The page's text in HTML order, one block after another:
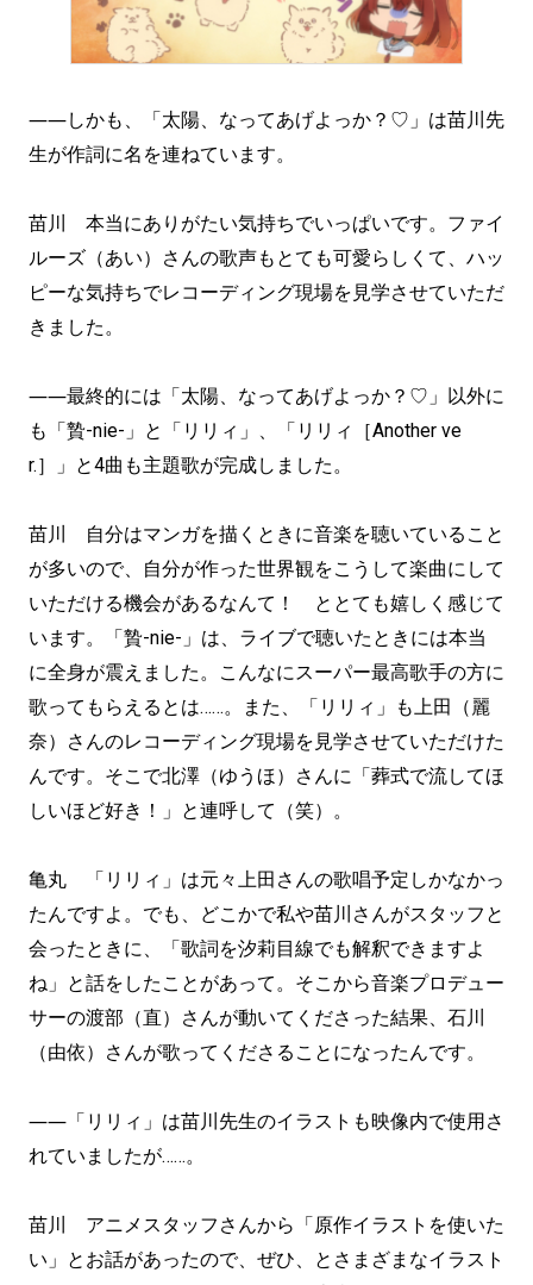
――しかも、「太陽、なってあげよっか？♡」は苗川先
生が作詞に名を連ねています。
苗川 本当にありがたい気持ちでいっぱいです。ファイ
ルーズ（あい）さんの歌声もとても可愛らしくて、ハッ
ピーな気持ちでレコーディング現場を見学させていただ
きました。
――最終的には「太陽、なってあげよっか？♡」以外に
も「贄-nie-」と「リリィ」、「リリィ［Another ve
r.］」と4曲も主題歌が完成しました。
苗川 自分はマンガを描くときに音楽を聴いていること
が多いので、自分が作った世界観をこうして楽曲にして
いただける機会があるなんて！ ととても嬉しく感じて
います。「贄-nie-」は、ライブで聴いたときには本当
に全身が震えました。こんなにスーパー最高歌手の方に
歌ってもらえるとは……。また、「リリィ」も上田（麗
奈）さんのレコーディング現場を見学させていただけた
んです。そこで北澤（ゆうほ）さんに「葬式で流してほ
しいほど好き！」と連呼して（笑）。
亀丸 「リリィ」は元々上田さんの歌唱予定しかなかっ
たんですよ。でも、どこかで私や苗川さんがスタッフと
会ったときに、「歌詞を汐莉目線でも解釈できますよ
ね」と話をしたことがあって。そこから音楽プロデュー
サーの渡部（直）さんが動いてくださった結果、石川
（由依）さんが歌ってくださることになったんです。
――「リリィ」は苗川先生のイラストも映像内で使用さ
れていましたが……。
苗川 アニメスタッフさんから「原作イラストを使いた
い」とお話があったので、ぜひ、とさまざまなイラスト